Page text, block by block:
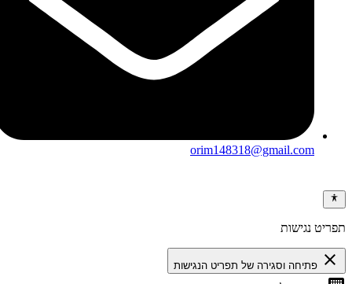
orim148318@gmail.com
תפריט נגישות
close פתיחה וסגירה של תפריט הנגישות